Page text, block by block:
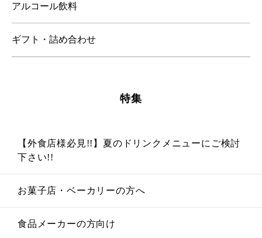
アルコール飲料
ギフト・詰め合わせ
特集
【外食店様必見!!】夏のドリンクメニューにご検討
下さい!!
お菓子店・ベーカリーの方へ
食品メーカーの方向け